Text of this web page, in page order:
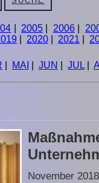
|2005 2006|
2020 2021
MAI JUN JUL|
November 2018